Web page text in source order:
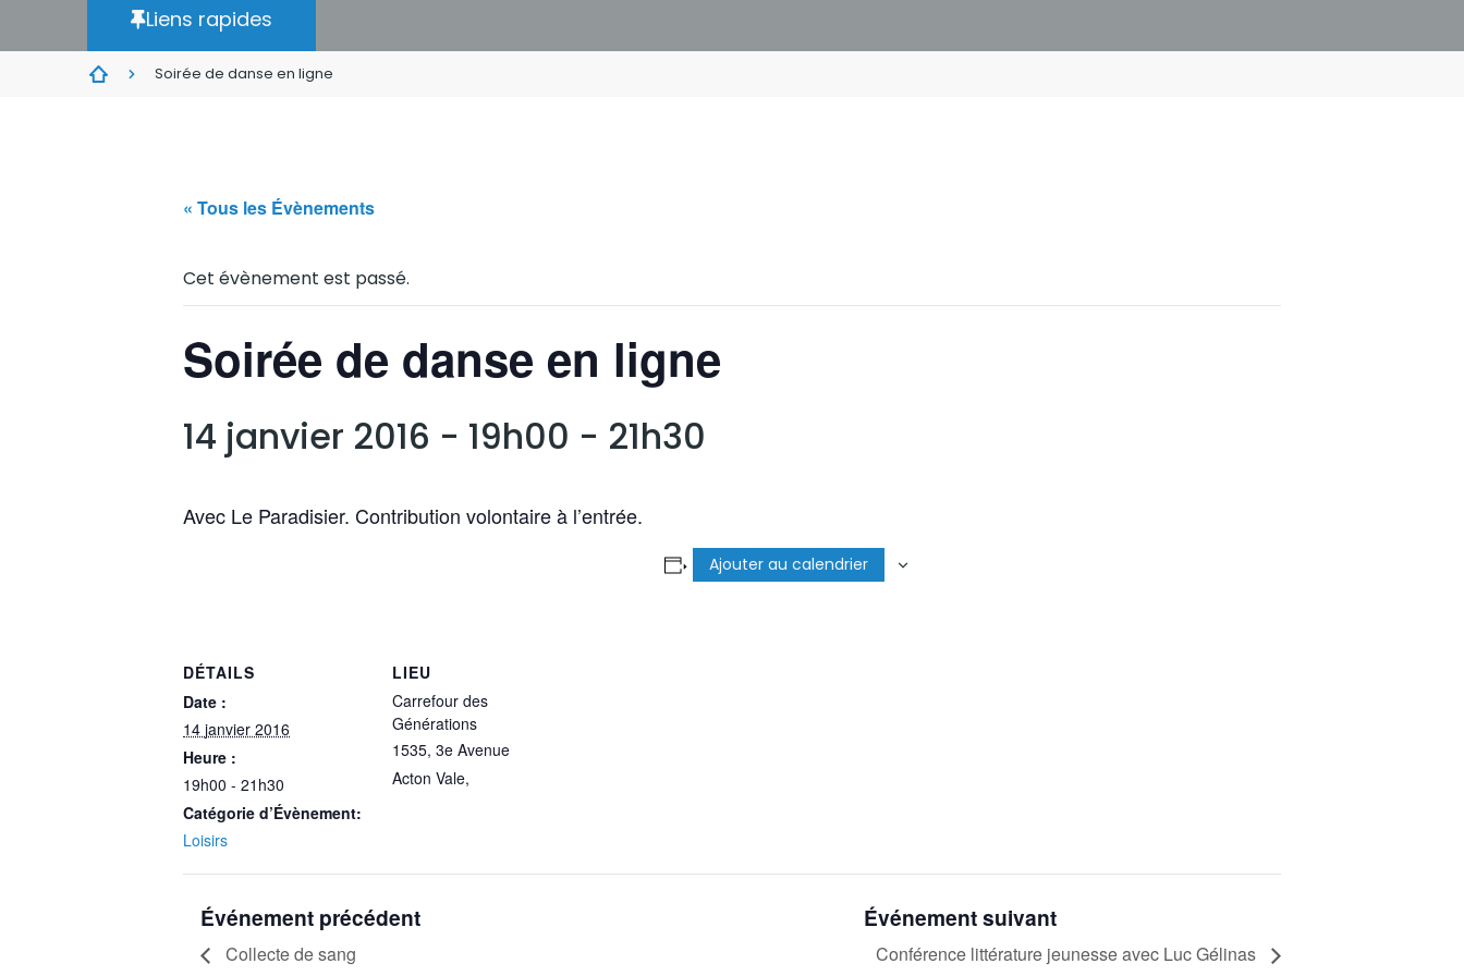
Liens rapides
Soirée de danse en ligne
« Tous les Évènements
Cet évènement est passé.
Soirée de danse en ligne
14 janvier 2016 - 19h00 - 21h30
Avec Le Paradisier. Contribution volontaire à l’entrée.
Ajouter au calendrier
DÉTAILS
Date :
14 janvier 2016
Heure :
19h00 - 21h30
Catégorie d’Évènement:
Loisirs
LIEU
Carrefour des
Générations
1535, 3e Avenue
Acton Vale,
Événement précédent
Collecte de sang
Événement suivant
Conférence littérature jeunesse avec Luc Gélinas